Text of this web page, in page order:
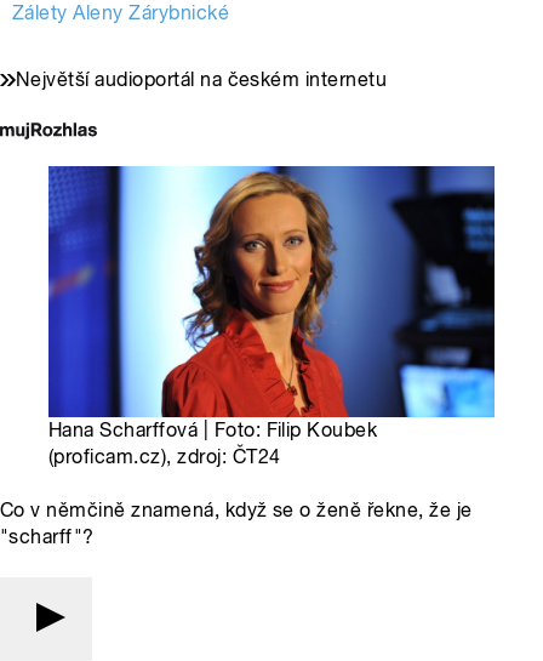
Zálety Aleny Zárybnické
Největší audioportál na českém internetu
Hana Scharffová | Foto: Filip Koubek
(proficam.cz), zdroj: ČT24
Co v němčině znamená, když se o ženě řekne, že je
"scharff"?